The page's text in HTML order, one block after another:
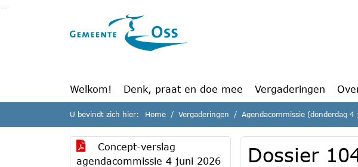
Ga naar de inhoud van deze pagina
Welkom! Denk, praat en doe mee Vergaderingen
U bevindt zich hier: Home Vergaderingen Agendacommissie (donderdag
Concept-verslag
agendacommissie 4 juni 2026
Dossier